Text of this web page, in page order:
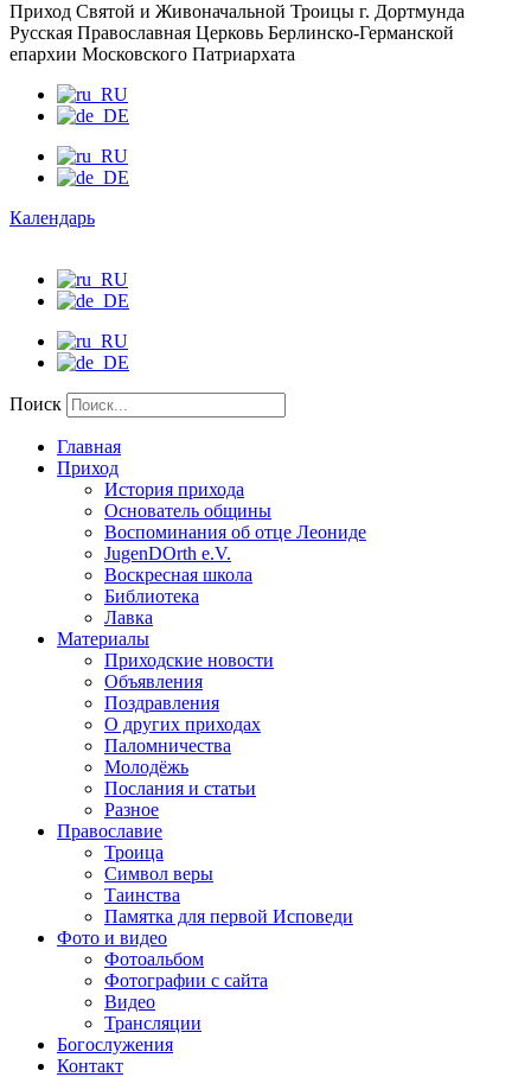
Приход Святой и Живоначальной Троицы г. Дортмунда
Русская Православная Церковь Берлинско-Германской
епархии Московского Патриархата
Календарь
Поиск
Главная
Приход
История прихода
Основатель общины
Воспоминания об отце Леониде
JugenDOrth e.V.
Воскресная школа
Библиотека
Лавка
Материалы
Приходские новости
Объявления
Поздравления
О других приходах
Паломничества
Молодёжь
Послания и статьи
Разное
Православие
Троица
Символ веры
Таинства
Памятка для первой Исповеди
Фото и видео
Фотоальбом
Фотографии с сайта
Видео
Трансляции
Богослужения
Контакт